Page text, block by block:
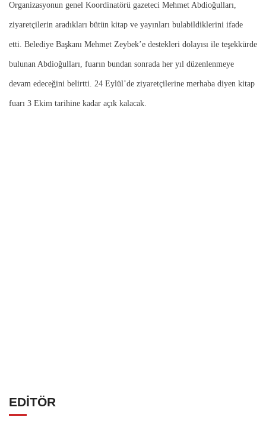
Organizasyonun genel Koordinatörü gazeteci Mehmet Abdioğulları,
ziyaretçilerin aradıkları bütün kitap ve yayınları bulabildiklerini ifade
etti. Belediye Başkanı Mehmet Zeybek’e destekleri dolayısı ile teşekkürde
bulunan Abdioğulları, fuarın bundan sonrada her yıl düzenlenmeye
devam edeceğini belirtti. 24 Eylül’de ziyaretçilerine merhaba diyen kitap
fuarı 3 Ekim tarihine kadar açık kalacak.
EDİTÖR